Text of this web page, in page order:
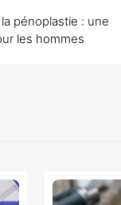
pénoplastie : une
les hommes